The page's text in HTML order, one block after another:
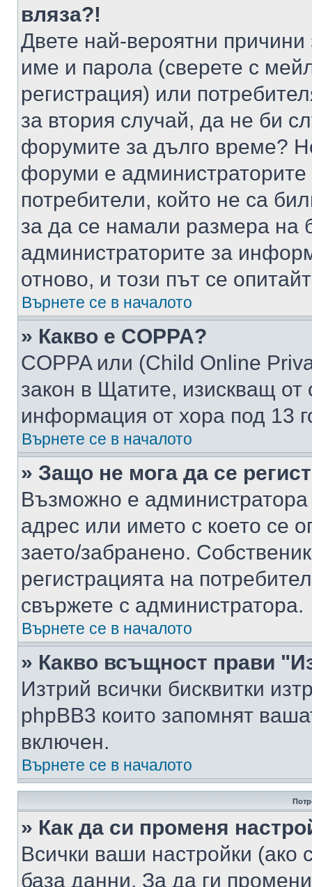
вляза?!
Двете най-вероятни
име и парола (сверете с
регистрация) или
за втория случай, да не би
форумите за дълго време?
форуми е администраторите
потребители, който не са
за да се намали размера на
администраторите за
отново, и този път се
Върнете се в началото
» Какво е COPPA?
COPPA или (Child Online
закон в Щатите, изискващ от
информация от хора под 13
Върнете се в началото
» Защо не мога да се
Възможно е
адрес или името с което се
заето/забранено.
регистрацията на
свържете с администратора.
Върнете се в началото
» Какво всъщност прави
Изтрий всички бисквитки
phpBB3 които запомнят
включен.
Върнете се в началото
» Как да си променя
Всички ваши настройки (ако
база данни. За да ги